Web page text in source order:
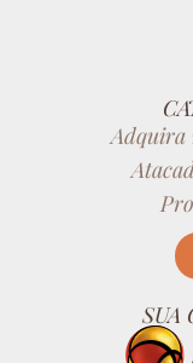
Adquira
SUA